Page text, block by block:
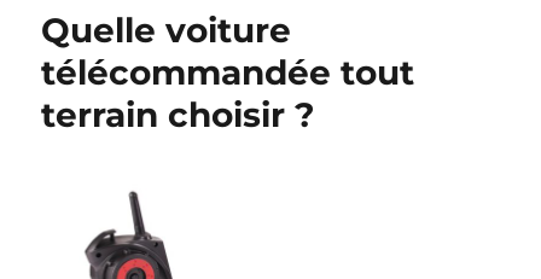
Quelle voiture
télécommandée tout
terrain choisir ?